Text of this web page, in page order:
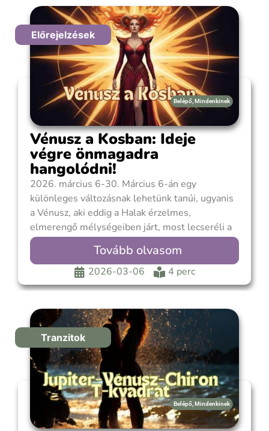
Előrejelzések
Belépő Mindenkinek
Vénusz a Kosban: Ideje
végre önmagadra
hangolódni!
2026. március 6-30. Március 6-án egy
különleges változásnak lehetünk tanúi, ugyanis
a Vénusz, aki eddig a Halak érzelmes,
elmerengő mélységeiben járt, most lecseréli a
jelmezét és belép a tüzes, bátor Kos jegyébe. Ez
a hangulatunkat is alapjaiban rendezi át, a finom
ráhangolódás helyét átveszi a tettvágy és a
lendület. A
Tovább olvasom
2026-03-06 4 perc
Tranzitok
Belépő Mindenkinek